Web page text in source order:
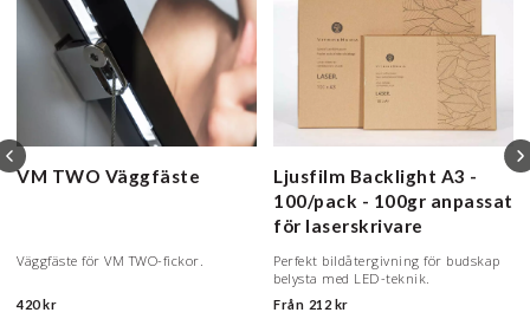
VM TWO Väggfäste
Väggfäste för VM TWO-fickor.
420 kr
Ljusfilm Backlight A3 -
100/pack - 100gr anpassat
för laserskrivare
Perfekt bildåtergivning för budskap
belysta med LED-teknik.
Från 212 kr